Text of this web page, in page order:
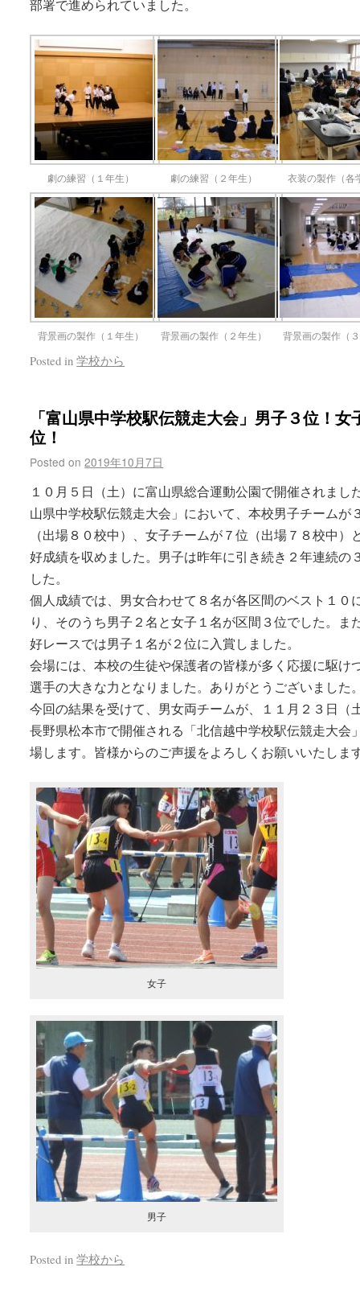
部署で進められていました。
劇の練習（１年生） 劇の練習（２年生） 衣装の製作（各
背景画の製作（１年生） 背景画の製作（２年生） 背景画の製作（
Posted in 学校から
「富山県中学校駅伝競走大会」男子３位！女
位！
Posted on 2019年10月7日
１０月５日（土）に富山県総合運動公園で開催されまし
山県中学校駅伝競走大会」において、本校男子チームが
（出場８０校中）、女子チームが７位（出場７８校中）
好成績を収めました。男子は昨年に引き続き２年連続の
した。
個人成績では、男女合わせて８名が各区間のベスト１０
り、そのうち男子２名と女子１名が区間３位でした。ま
好レースでは男子１名が２位に入賞しました。
会場には、本校の生徒や保護者の皆様が多く応援に駆け
選手の大きな力となりました。ありがとうございました
今回の結果を受けて、男女両チームが、１１月２３日（
長野県松本市で開催される「北信越中学校駅伝競走大会
場します。皆様からのご声援をよろしくお願いいたしま
女子
男子
Posted in 学校から